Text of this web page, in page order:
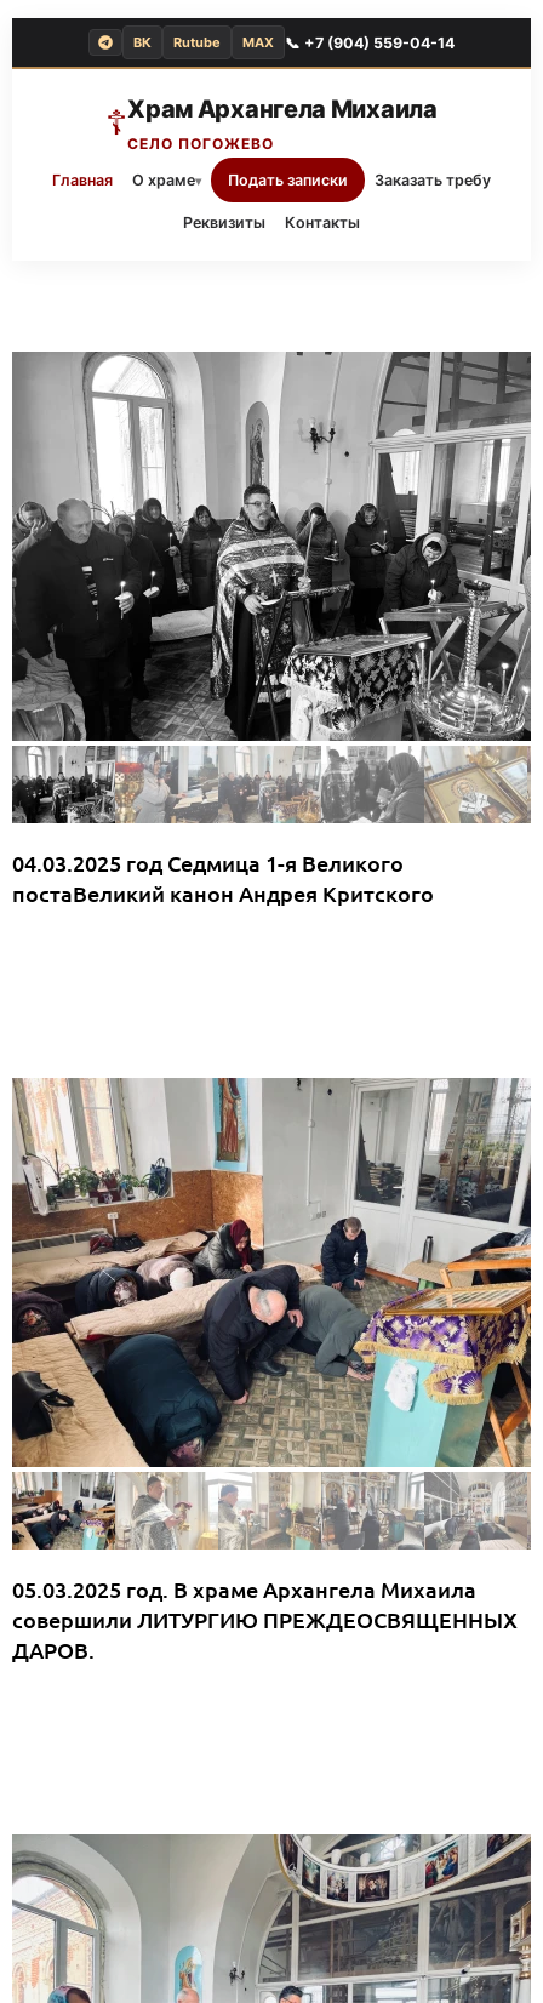
ВК Rutube MAX 📞 +7 (904) 559-04-14
☦Храм Архангела Михаила
СЕЛО ПОГОЖЕВО
Главная
О храме▾ Подать записки Заказать требу
Реквизиты Контакты
04.03.2025 год Седмица 1-я Великого
постаВеликий канон Андрея Критского
05.03.2025 год. В храме Архангела Михаила
совершили ЛИТУРГИЮ ПРЕЖДЕОСВЯЩЕННЫХ
ДАРОВ.